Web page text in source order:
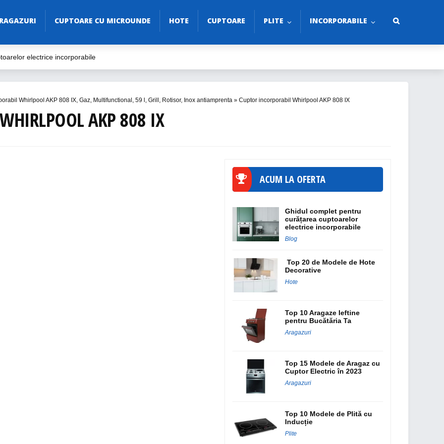
CUPTOARE CU MICROUNDE HOTE CUPTOARE PLITE INCORPORABILE
electrice incorporabile
Electric în 2023
Whirlpool AKP 808 IX, Gaz, Multifunctional, 59 l, Grill, Rotisor, Inox antiamprenta » Cuptor incorporabil Whirlpool AKP 808 IX
AKP 808 IX
ACUM LA OFERTA
Ghidul complet pentru
curățarea cuptoarelor
electrice incorporabile
Blog
Top 20 de Modele de Hote
Decorative
Hote
Top 10 Aragaze Ieftine
pentru Bucătăria Ta
Aragazuri
Top 15 Modele de Aragaz cu
Cuptor Electric în 2023
Aragazuri
Top 10 Modele de Plită cu
Inducție
Plite